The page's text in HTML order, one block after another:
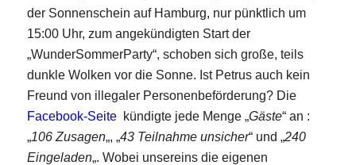
der Sonnenschein auf Hamburg, nur pünktlich um
15:00 Uhr, zum angekündigten Start der
„WunderSommerParty“, schoben sich große, teils
dunkle Wolken vor die Sonne. Ist Petrus auch kein
Freund von illegaler Personenbeförderung? Die
Facebook-Seitekündigte jede Menge „Gäste“ an :
„106 Zusagen„, „43 Teilnahme unsicher“ und „240
Eingeladen„. Wobei unsereins die eigenen